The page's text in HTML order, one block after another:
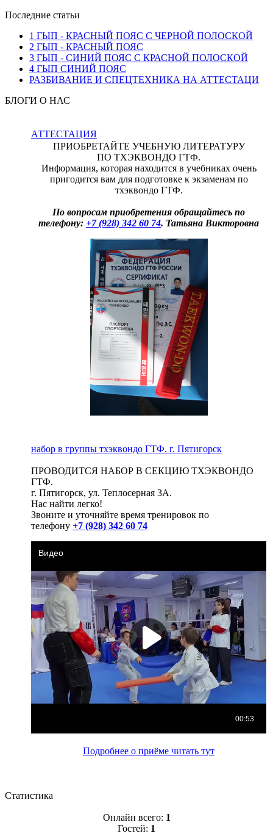
Последние статьи
1 ГЫП - КРАСНЫЙ ПОЯС С ЧЕРНОЙ ПОЛОСКОЙ
2 ГЫП - КРАСНЫЙ ПОЯС
3 ГЫП - СИНИЙ ПОЯС С КРАСНОЙ ПОЛОСКОЙ
4 ГЫП СИНИЙ ПОЯС
РАЗБИВАНИЕ И СПЕЦТЕХНИКА НА АТТЕСТАЦИ
БЛОГИ О НАС
АТТЕСТАЦИЯ
ПРИОБРЕТАЙТЕ УЧЕБНУЮ ЛИТЕРАТУРУ
ПО ТХЭКВОНДО ГТФ.
Информация, которая находится в учебниках очень
пригодится вам для подготовке к экзаменам по
тхэквондо ГТФ.
По вопросам приобретения обращайтесь по
телефону: +7 (928) 342 60 74. Татьяна Викторовна
набор в группы тхэквондо ГТФ. г. Пятигорск
ПРОВОДИТСЯ НАБОР В СЕКЦИЮ ТХЭКВОНДО
ГТФ.
г. Пятигорск, ул. Теплосерная 3А.
Нас найти легко!
Звоните и уточняйте время тренировок по
телефону +7 (928) 342 60 74
Подробнее о приёме читать тут
Статистика
Онлайн всего: 1
Гостей: 1